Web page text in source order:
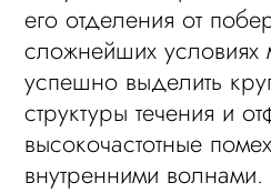
его отделения от
сложнейших условиях
успешно выделить
структуры течения и
высокочастотные
внутренними волнами.